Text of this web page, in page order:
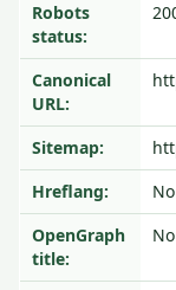
Robots
status:
Canonical
URL:
Sitemap:
Hreflang:
OpenGraph
title: